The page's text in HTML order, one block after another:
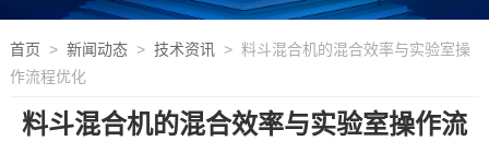
首页 > 新闻动态> 技术资讯
> 料斗混合机的混合效率与实验室操
作流程优化
料斗混合机的混合效率与实验室操作流